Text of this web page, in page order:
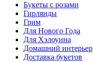
Букеты с розами
Гирлянды
Грим
Для Нового Года
Для Хэлоуина
Домашний интерьер
Доставка букетов